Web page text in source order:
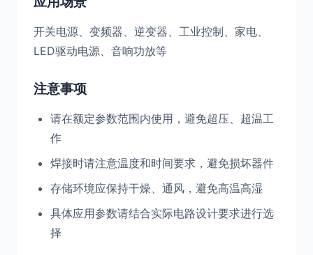
开关电源、变频器、逆变器、工业控制、家电、
LED驱动电源、音响功放等
注意事项
请在额定参数范围内使用，避免超压、超温工
作
焊接时请注意温度和时间要求，避免损坏器件
存储环境应保持干燥、通风，避免高温高湿
具体应用参数请结合实际电路设计要求进行选
择